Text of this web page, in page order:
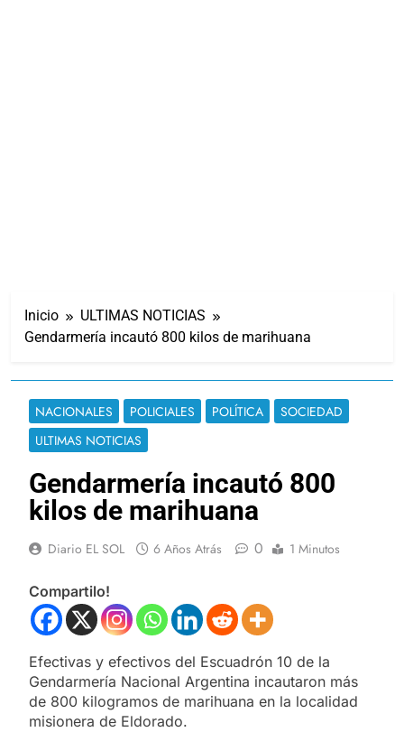
Inicio
ULTIMAS NOTICIAS
Gendarmería incautó 800 kilos de marihuana
NACIONALES POLICIALES POLÍTICA
SOCIEDAD
ULTIMAS NOTICIAS
Gendarmería incautó 800
kilos de marihuana
Diario EL SOL 6 Años Atrás 0 1 Minutos
Compartilo!
Efectivas y efectivos del Escuadrón 10 de la
Gendarmería Nacional Argentina incautaron más
de 800 kilogramos de marihuana en la localidad
misionera de Eldorado.